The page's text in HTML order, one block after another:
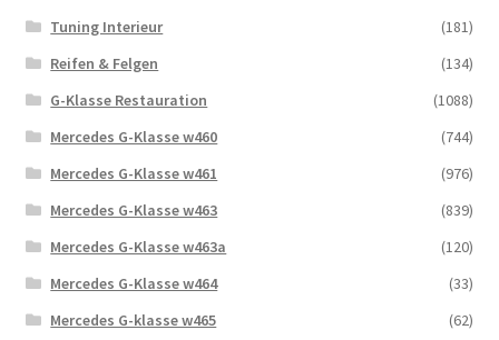
Tuning Interieur
(181)
Reifen & Felgen
(134)
G-Klasse Restauration
(1088)
Mercedes G-Klasse w460
(744)
Mercedes G-Klasse w461
(976)
Mercedes G-Klasse w463
(839)
Mercedes G-Klasse w463a
(120)
Mercedes G-Klasse w464
(33)
Mercedes G-klasse w465
(62)